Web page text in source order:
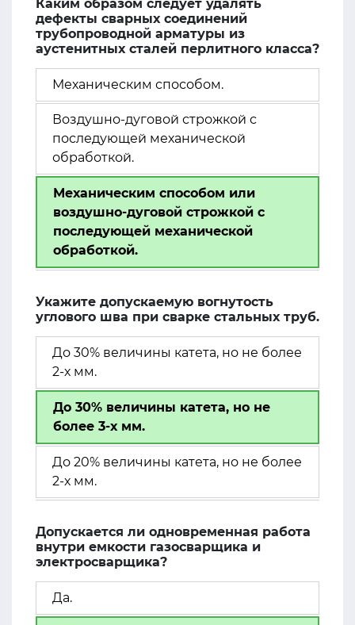
Каким образом следует удалять
дефекты сварных соединений
трубопроводной арматуры из
аустенитных сталей перлитного класса?
Механическим способом.
Воздушно-дуговой строжкой с
последующей механической
обработкой.
Механическим способом или
воздушно-дуговой строжкой с
последующей механической
обработкой.
Укажите допускаемую вогнутость
углового шва при сварке стальных труб.
До 30% величины катета, но не более
2-х мм.
До 30% величины катета, но не
более 3-х мм.
До 20% величины катета, но не более
2-х мм.
Допускается ли одновременная работа
внутри емкости газосварщика и
электросварщика?
Да.